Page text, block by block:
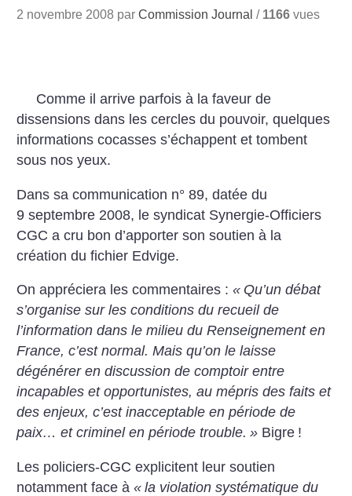
2 novembre 2008 parCommission Journal / 1166 vues
Comme il arrive parfois à la faveur de
dissensions dans les cercles du pouvoir, quelques
informations cocasses s’échappent et tombent
sous nos yeux.
Dans sa communication n° 89, datée du
9 septembre 2008, le syndicat Synergie-Officiers
CGC a cru bon d’apporter son soutien à la
création du fichier Edvige.
On appréciera les commentaires :« Qu’un débat
s’organise sur les conditions du recueil de
l’information dans le milieu du Renseignement en
France, c’est normal. Mais qu’on le laisse
dégénérer en discussion de comptoir entre
incapables et opportunistes, au mépris des faits et
des enjeux, c’est inacceptable en période de
paix… et criminel en période trouble. » Bigre !
Les policiers-CGC explicitent leur soutien
notamment face à« la violation systématique du